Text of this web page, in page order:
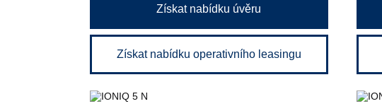
Získat nabídku úvěru
Získat nabídku operativního leasingu